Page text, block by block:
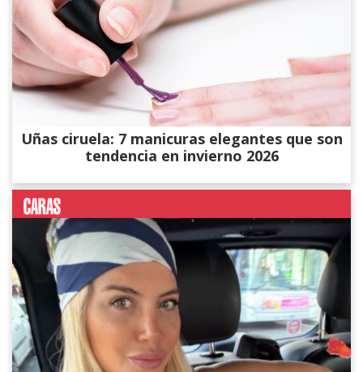
Uñas ciruela: 7 manicuras elegantes que son
tendencia en invierno 2026